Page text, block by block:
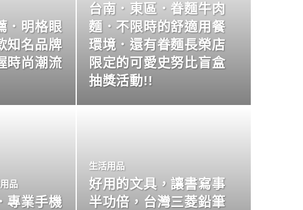
．明格眼
知名品牌
時尚潮流
台南．東區．眷麵牛肉
麵．不限時的舒適用餐
環境．還有眷麵長榮店
限定的可愛史努比盲盒
抽獎活動!!
品
專業手機
生活用品
好用的文具，讓書寫事
半功倍，台灣三菱鉛筆